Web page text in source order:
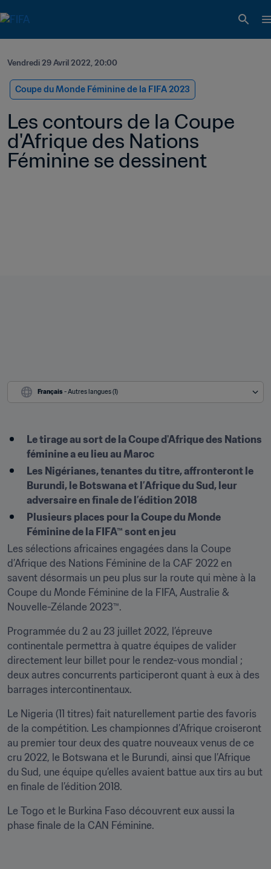
Vendredi 29 Avril 2022, 20:00
Coupe du Monde Féminine de la FIFA 2023
Les contours de la Coupe
d'Afrique des Nations
Féminine se dessinent
Français - Autres langues (1)
Le tirage au sort de la Coupe d'Afrique des Nations
féminine a eu lieu au Maroc
Les Nigérianes, tenantes du titre, affronteront le
Burundi, le Botswana et l’Afrique du Sud, leur
adversaire en finale de l’édition 2018
Plusieurs places pour la Coupe du Monde
Féminine de la FIFA™ sont en jeu
Les sélections africaines engagées dans la Coupe
d’Afrique des Nations Féminine de la CAF 2022 en
savent désormais un peu plus sur la route qui mène à la
Coupe du Monde Féminine de la FIFA, Australie &
Nouvelle-Zélande 2023™.
Programmée du 2 au 23 juillet 2022, l’épreuve
continentale permettra à quatre équipes de valider
directement leur billet pour le rendez-vous mondial ;
deux autres concurrents participeront quant à eux à des
barrages intercontinentaux.
Le Nigeria (11 titres) fait naturellement partie des favoris
de la compétition. Les championnes d’Afrique croiseront
au premier tour deux des quatre nouveaux venus de ce
cru 2022, le Botswana et le Burundi, ainsi que l’Afrique
du Sud, une équipe qu’elles avaient battue aux tirs au but
en finale de l’édition 2018.
Le Togo et le Burkina Faso découvrent eux aussi la
phase finale de la CAN Féminine.